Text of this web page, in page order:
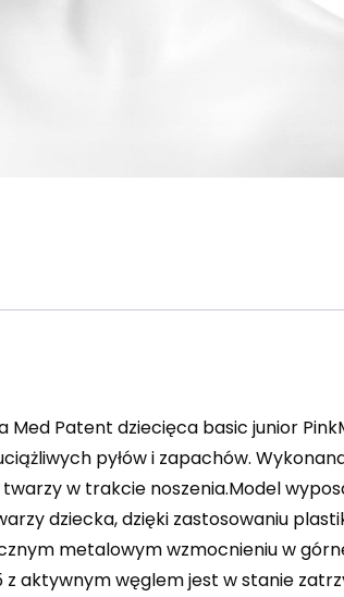
Med Patent dziecięca basic junior
pyłów i zapachów.
w trakcie noszenia.Model
dziecka, dzięki zastosowaniu
metalowym wzmocnieniu w
z aktywnym węglem jest w stanie